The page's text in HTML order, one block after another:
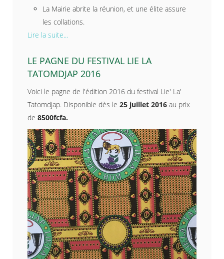
La Mairie abrite la réunion, et une élite assure
les collations.
Lire la suite...
LE PAGNE DU FESTIVAL LIE LA
TATOMDJAP 2016
Voici le pagne de l'édition 2016 du festival Lie' La'
Tatomdjap. Disponible dès le 25 juillet 2016 au prix
de 8500fcfa.